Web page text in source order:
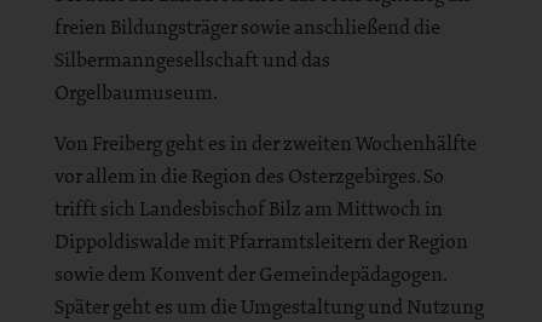
freien Bildungsträger sowie anschließend die
Silbermanngesellschaft und das
Orgelbaumuseum.
Von Freiberg geht es in der zweiten Wochenhälfte
vor allem in die Region des Osterzgebirges. So
trifft sich Landesbischof Bilz am Mittwoch in
Dippoldiswalde mit Pfarramtsleitern der Region
sowie dem Konvent der Gemeindepädagogen.
Später geht es um die Umgestaltung und Nutzung